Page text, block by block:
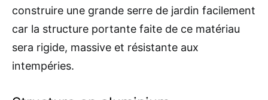
construire une grande serre de jardin facilement
car la structure portante faite de ce matériau
sera rigide, massive et résistante aux
intempéries.